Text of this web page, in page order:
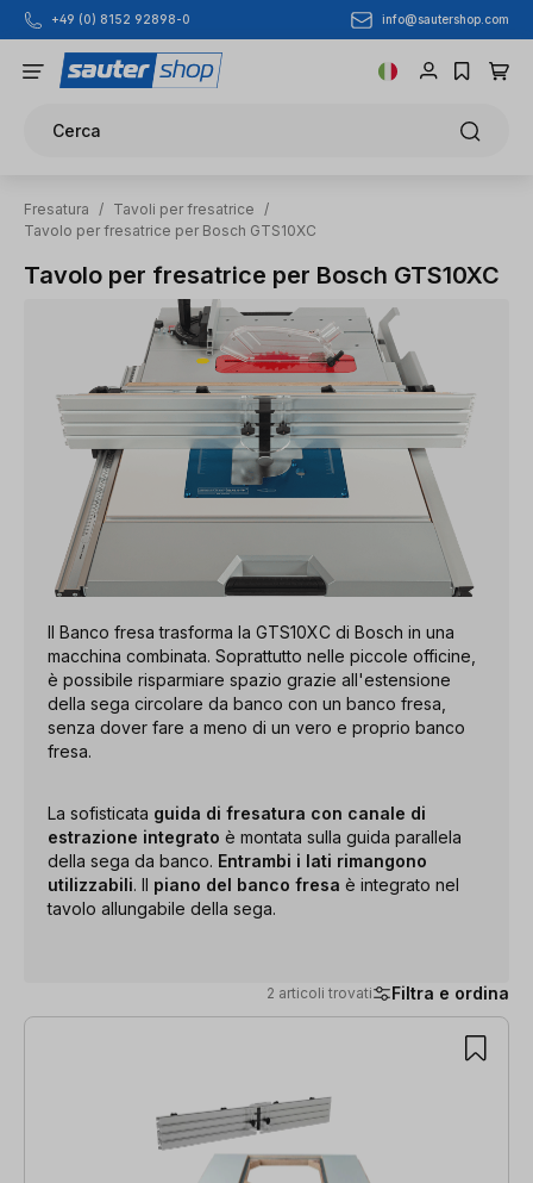
Passa al contenuto principale
+49 (0) 8152 92898-0 info@sautershop.com
Cerca
Fresatura / Tavoli per fresatrice
/
Tavolo per fresatrice per Bosch GTS10XC
Tavolo per fresatrice per Bosch GTS10XC
Il Banco fresa trasforma la GTS10XC di Bosch in una
macchina combinata. Soprattutto nelle piccole officine,
è possibile risparmiare spazio grazie all'estensione
della sega circolare da banco con un banco fresa,
senza dover fare a meno di un vero e proprio banco
fresa.
La sofisticata guida di fresatura con canale di
estrazione integrato è montata sulla guida parallela
della sega da banco. Entrambi i lati rimangono
utilizzabili. Il piano del banco fresa è integrato nel
tavolo allungabile della sega.
2 articoli trovati Filtra e ordina
2 articoli trovati